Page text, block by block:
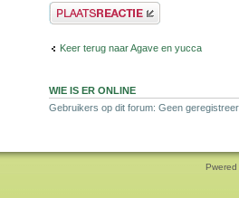
Plaats een reactie
Keer terug naar Agave en yucca
WIE IS ER ONLINE
Gebruikers op dit forum: Geen